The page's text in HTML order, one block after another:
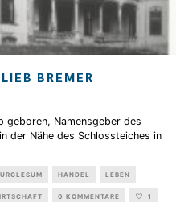
BREMER
geboren, Namensgeber des
der Nähe des Schlossteiches in
HANDEL LEBEN
0 KOMMENTARE 1